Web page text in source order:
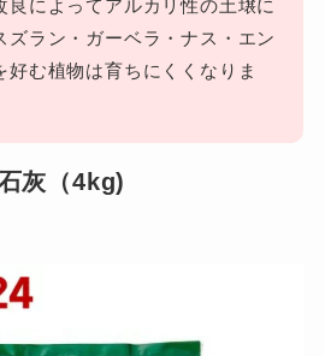
良によってアルカリ性の土壌に
ズラン・ガーベラ・ナス・エン
好む植物は育ちにくくなりま
灰（4kg)